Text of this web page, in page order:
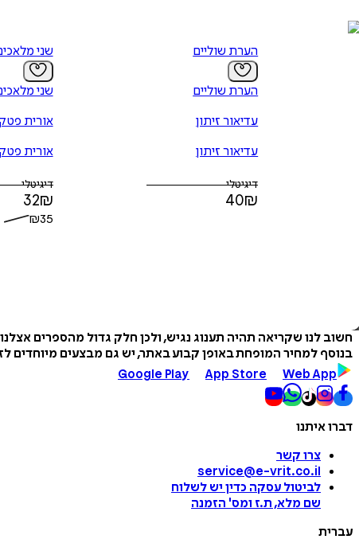
הערת שוליים
הערת שוליים
עדיאור זיתון
עדיאור זיתון
דיגיטלי
40₪
שני
שני
אורית
אורית
דיגיטלי
32₪
₪35
חשוב לנו שקריאה תהיה תענוג נגיש, ולכן חלק גדול מהספרים
בנוסף למחיר המופחת באופן קבוע באתר, יש גם מבצעים מיוחדים
Google Play
App Store Web App
דברו איתנו
צרו קשר
service@e-vrit.co.il
לביטול עסקה כדין יש לשלוח
שם מלא, ת.ז ומס' הזמנה
עברית